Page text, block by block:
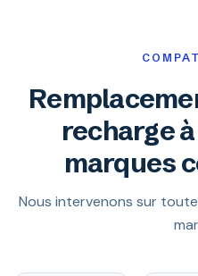
recharge
marques
Nous intervenons sur